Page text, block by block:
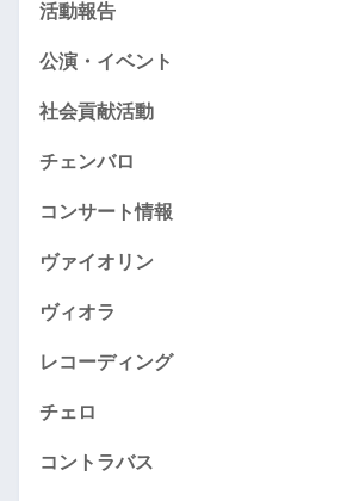
活動報告
公演・イベント
社会貢献活動
チェンバロ
コンサート情報
ヴァイオリン
ヴィオラ
レコーディング
チェロ
コントラバス